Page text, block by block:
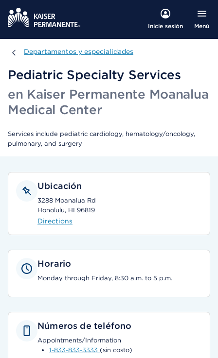
Inicie sesión Menú
Departamentos y especialidades
Departamentos y especialidades
Pediatric Specialty Services
en Kaiser Permanente Moanalua
Medical Center
Services include pediatric cardiology, hematology/oncology,
pulmonary, and surgery
Ubicación
3288 Moanalua Rd
Honolulu, HI 96819
Directions
Horario
Monday through Friday, 8:30 a.m. to 5 p.m.
Números de teléfono
Appointments/Information
1-833-833-3333 (sin costo)